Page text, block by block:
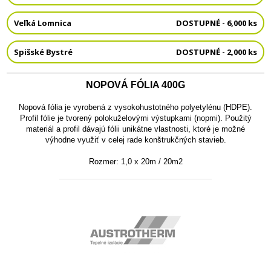
Veľká Lomnica DOSTUPNÉ - 6,000 ks
Spišské Bystré DOSTUPNÉ - 2,000 ks
NOPOVÁ FÓLIA 400G
Nopová fólia je vyrobená z vysokohustotného polyetylénu (HDPE).
Profil fólie je tvorený polokuželovými výstupkami (nopmi). Použitý
materiál a profil dávajú fólii unikátne vlastnosti, ktoré je možné
výhodne využiť v celej rade konštrukčných stavieb.
Rozmer: 1,0 x 20m / 20m2